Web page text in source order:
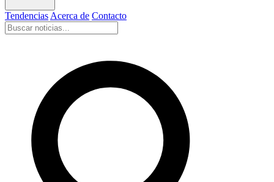
Tendencias Acerca de Contacto